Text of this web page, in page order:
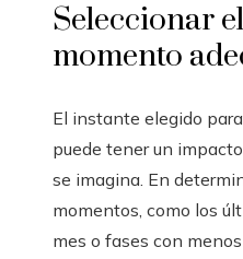
Seleccionar el
momento
El instante elegido
puede tener un
se imagina. En
momentos, como los
mes o fases con